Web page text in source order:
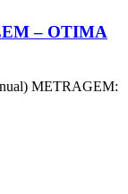
– OTIMA
METRAGEM: